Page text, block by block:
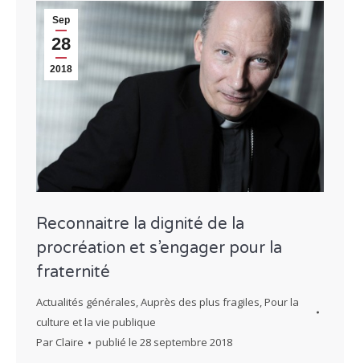
Sep
28
2018
Reconnaitre la dignité de la
procréation et s’engager pour la
fraternité
Actualités générales,Auprès des plus fragiles,Pour la
culture et la vie publique
Par Claire publié le 28 septembre 2018